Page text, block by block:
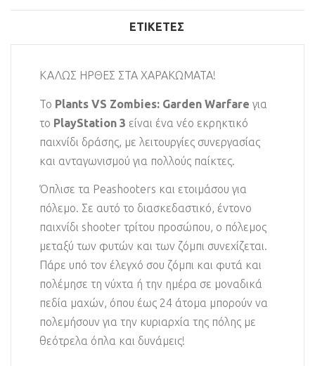
ΕΤΙΚΈΤΕΣ
ΚΑΛΩΣ ΗΡΘΕΣ ΣΤΑ ΧΑΡΑΚΩΜΑΤΑ!
To Plants VS Zombies: Garden Warfare για
το PlayStation 3 είναι ένα νέο εκρηκτικό
παιχνίδι δράσης, με λειτουργίες συνεργασίας
και ανταγωνισμού για πολλούς παίκτες.
Όπλισε τα Peashooters και ετοιμάσου για
πόλεμο. Σε αυτό το διασκεδαστικό, έντονο
παιχνίδι shooter τρίτου προσώπου, ο πόλεμος
μεταξύ των φυτών και των ζόμπι συνεχίζεται.
Πάρε υπό τον έλεγχό σου ζόμπι και φυτά και
πολέμησε τη νύχτα ή την ημέρα σε μοναδικά
πεδία μαχών, όπου έως 24 άτομα μπορούν να
πολεμήσουν για την κυριαρχία της πόλης με
θεότρελα όπλα και δυνάμεις!